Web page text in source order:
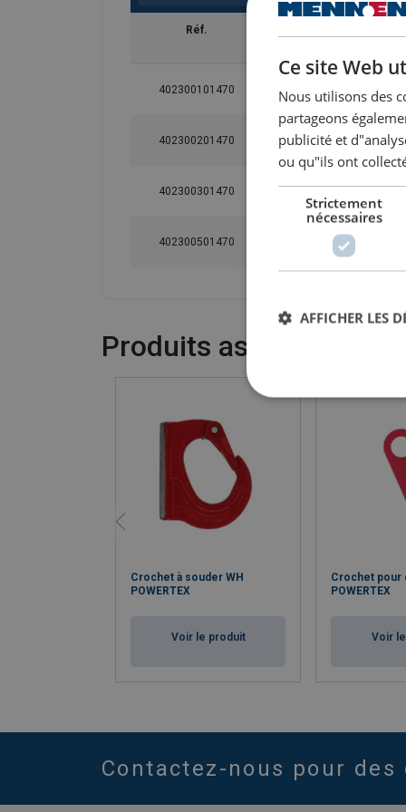
Réf.
402300101470 SHR-1T-10
402300201470 SHR-2T-10 2
402300301470
402300501470
Produits associés
Crochet à souder WH
POWERTEX
Voir le produit
Crochet pour
POWERTEX
Voir
Contactez-nous pour des
Ce site Web
Nous utilisons des
partageons
publicité et
ou qu"ils ont
Strictement
nécessaires
AFFICHER LES